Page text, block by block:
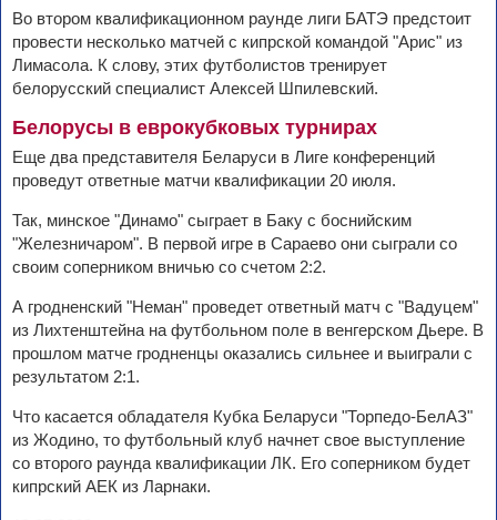
Во втором квалификационном раунде лиги БАТЭ предстоит
провести несколько матчей с кипрской командой "Арис" из
Лимасола. К слову, этих футболистов тренирует
белорусский специалист Алексей Шпилевский.
Белорусы в еврокубковых турнирах
Еще два представителя Беларуси в Лиге конференций
проведут ответные матчи квалификации 20 июля.
Так, минское "Динамо" сыграет в Баку с боснийским
"Железничаром". В первой игре в Сараево они сыграли со
своим соперником вничью со счетом 2:2.
А гродненский "Неман" проведет ответный матч с "Вадуцем"
из Лихтенштейна на футбольном поле в венгерском Дьере. В
прошлом матче гродненцы оказались сильнее и выиграли с
результатом 2:1.
Что касается обладателя Кубка Беларуси "Торпедо-БелАЗ"
из Жодино, то футбольный клуб начнет свое выступление
со второго раунда квалификации ЛК. Его соперником будет
кипрский АЕК из Ларнаки.